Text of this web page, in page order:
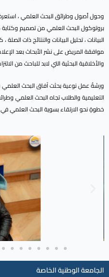
وحول أصول وطرائق البحث العلمي ،
بروتوكول البحث العلمي من تصميم وكتابة
البيانات ، تحليل البيانات والنتائج ذات
موافقة المريض على نشر الأبحاث بعد
والأخلاقية البحثية التي لابد للباحث من
ورشةُ عمل نوعية بحثت آفاق البحث العلمي
التعليمية والطلاب تجاه البحث العلمي
خطوةٍ نحو الارتقاء بسوية البحث العلمي
الجامعة الوطنية الخاصة